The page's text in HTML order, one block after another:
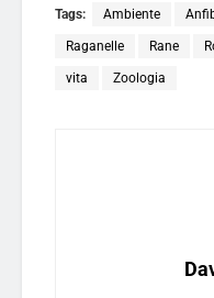
Tags: Ambiente
Raganelle Rane
vita Zoologia